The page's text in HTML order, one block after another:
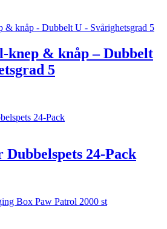
knep & knåp – Dubbelt
5
24-Pack